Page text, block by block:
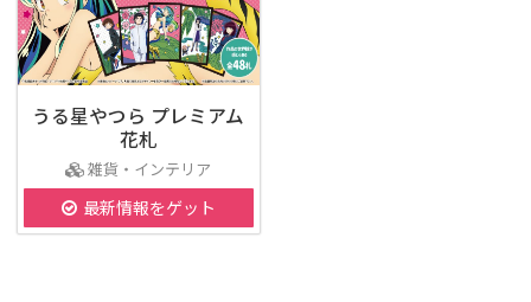
うる星やつら プレミアム
花札
雑貨・インテリア
最新情報をゲット